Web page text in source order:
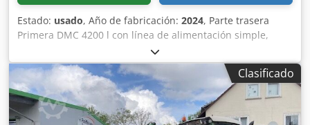
Estado: usado, Año de fabricación: 2024, Parte trasera
Primera DMC 4200 l con línea de alimentación simple,
distribuidores Single-Shoot para 16 filas, plataforma de
carga larga para parte trasera, lanza con pie de apoyo
abatible, enganche de brazo inferior categoría 3, eje con
freno y freno de estacionamiento, sistema de frenos
neumáticos de doble línea. Credpfjuhnwvsx Abgjf
Clasificado